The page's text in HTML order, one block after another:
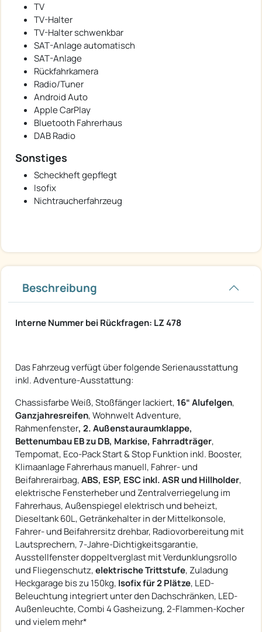
TV
TV-Halter
TV-Halter schwenkbar
SAT-Anlage automatisch
SAT-Anlage
Rückfahrkamera
Radio/Tuner
Android Auto
Apple CarPlay
Bluetooth Fahrerhaus
DAB Radio
Sonstiges
Scheckheft gepflegt
Isofix
Nichtraucherfahrzeug
Beschreibung
Interne Nummer bei Rückfragen: LZ 478
Das Fahrzeug verfügt über folgende Serienausstattung
inkl. Adventure-Ausstattung:
Chassisfarbe Weiß, Stoßfänger lackiert, 16“ Alufelgen,
Ganzjahresreifen, Wohnwelt Adventure,
Rahmenfenster, 2. Außenstauraumklappe,
Bettenumbau EB zu DB, Markise, Fahrradträger,
Tempomat, Eco-Pack Start & Stop Funktion inkl. Booster,
Klimaanlage Fahrerhaus manuell, Fahrer- und
Beifahrerairbag,ABS, ESP, ESC inkl. ASR und Hillholder,
elektrische Fensterheber und Zentralverriegelung im
Fahrerhaus, Außenspiegel elektrisch und beheizt,
Dieseltank 60L, Getränkehalter in der Mittelkonsole,
Fahrer- und Beifahrersitz drehbar, Radiovorbereitung mit
Lautsprechern, 7-Jahre-Dichtigkeitsgarantie,
Ausstellfenster doppeltverglast mit Verdunklungsrollo
und Fliegenschutz,elektrische Trittstufe, Zuladung
Heckgarage bis zu 150kg, Isofix für 2 Plätze, LED-
Beleuchtung integriert unter den Dachschränken, LED-
Außenleuchte, Combi 4 Gasheizung, 2-Flammen-Kocher
und vielem mehr*